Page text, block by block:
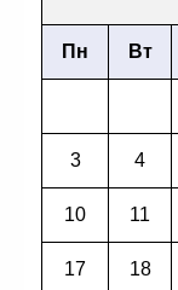
Пн Вт
3 4
10 11
17 18